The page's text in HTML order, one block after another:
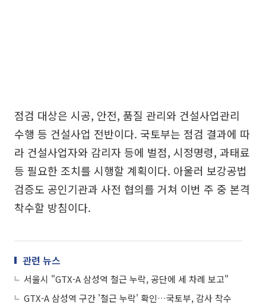
점검 대상은 시공, 안전, 품질 관리와 건설사업관리
수행 등 건설사업 전반이다. 국토부는 점검 결과에 따
라 건설사업자와 감리자 등에 벌점, 시정명령, 과태료
등 필요한 조치를 시행할 계획이다. 아울러 보강공법
검증도 공인기관과 사전 협의를 거쳐 이번 주 중 본격
착수할 방침이다.
관련 뉴스
서울시 "GTX-A 삼성역 철근 누락, 공단에 세 차례 보고"
GTX-A 삼성역 구간 '철근 누락' 확인…국토부, 감사 착수